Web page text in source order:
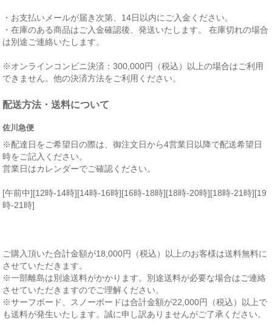
・お支払いメールが届き次第、14日以内にご入金ください。
・在庫のある商品はご入金確認後、発送いたします。 在庫切れの場合
は別途ご連絡いたします。
※オンラインコンビニ決済：300,000円（税込）以上の場合はご利用
できません。他の決済方法をご利用ください。
配送方法・送料について
佐川急便
※配達日をご希望日の際は、御注文日から4営業日以降で配送希望日
時をご記入ください。
営業日はカレンダーでご確認ください。
[午前中][12時-14時][14時-16時][16時-18時][18時-20時][18時-21時][19
時-21時]
ご購入頂いた合計金額が18,000円（税込）以上のお客様は送料無料に
させていただきます。
※一部離島は別途送料がかかります。別途送料が必要な場合はご連絡
させていただきますのでご理解ください。
※サーフボード、スノーボードは合計金額が22,000円（税込）以上で
も送料が発生いたします。誠に申し訳ありませんがご了承ください。